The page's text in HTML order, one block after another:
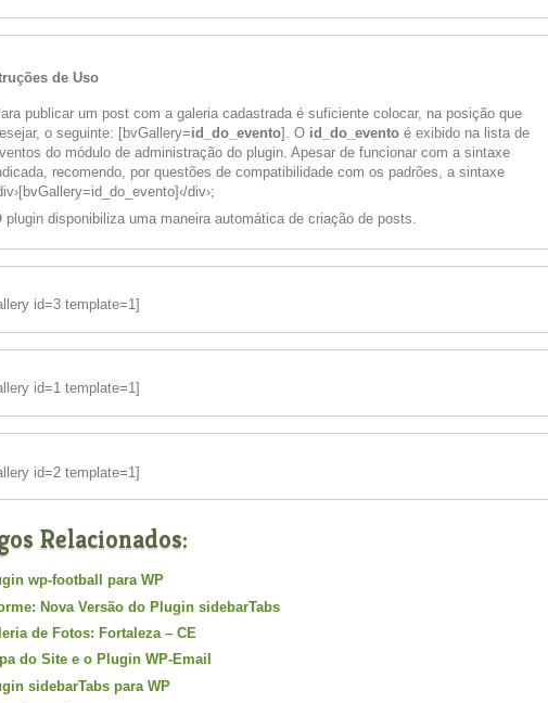
de Uso
publicar um post com a galeria cadastrada é suficiente colocar, na posição que
o seguinte: [bvGallery=id_do_evento]. O id_do_evento é exibido na lista de
do módulo de administração do plugin. Apesar de funcionar com a sintaxe
recomendo, por questões de compatibilidade com os padrões, a sintaxe
div›;
plugin disponibiliza uma maneira automática de criação de posts.
id=3 template=1]
id=1 template=1]
id=2 template=1]
Relacionados:
wp-football para WP
Nova Versão do Plugin sidebarTabs
de Fotos: Fortaleza – CE
do Site e o Plugin WP-Email
sidebarTabs para WP